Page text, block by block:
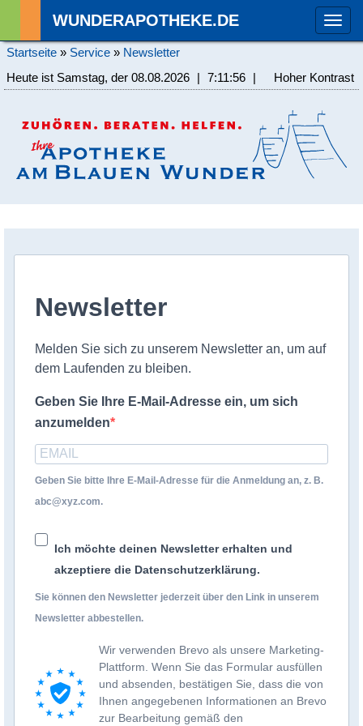
WUNDERAPOTHEKE.DE
Startseite » Service » Newsletter
Heute ist Samstag, der 08.08.2026 | 7:11:56 | Hoher Kontrast
Newsletter
Melden Sie sich zu unserem Newsletter an, um auf
dem Laufenden zu bleiben.
Geben Sie Ihre E-Mail-Adresse ein, um sich
anzumelden
Geben Sie bitte Ihre E-Mail-Adresse für die Anmeldung an, z. B.
abc@xyz.com.
Ich möchte deinen Newsletter erhalten und
akzeptiere die Datenschutzerklärung.
Sie können den Newsletter jederzeit über den Link in unserem
Newsletter abbestellen.
Wir verwenden Brevo als unsere Marketing-
Plattform. Wenn Sie das Formular ausfüllen
und absenden, bestätigen Sie, dass die von
Ihnen angegebenen Informationen an Brevo
zur Bearbeitung gemäß den